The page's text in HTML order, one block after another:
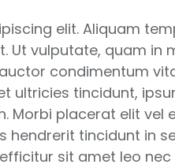
elit. Aliquam
vulputate, quam
condimentum
ultricies tincidunt,
Morbi placerat elit
hendrerit tincidunt in
sit amet leo